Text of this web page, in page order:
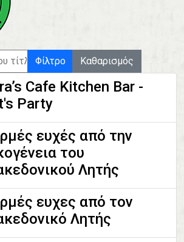
τίτλου.Φίλτρο
Καθαρισμός
Cafe Kitchen Bar -
Party
ευχές από την
του
Λητής
ευχες από τον
Λητής